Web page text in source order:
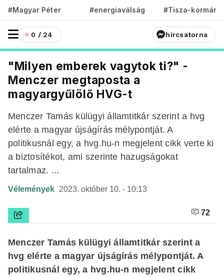
#Magyar Péter #energiaválság #Tisza-kormány
0 / 24 hírcsatorna
"Milyen emberek vagytok ti?" -
Menczer megtaposta a
magyargyűlölő HVG-t
Menczer Tamás külügyi államtitkár szerint a hvg
elérte a magyar újságírás mélypontját. A
politikusnál egy, a hvg.hu-n megjelent cikk verte ki
a biztosítékot, ami szerinte hazugságokat
tartalmaz. ...
Vélemények 2023. október 10. - 10:13
72
Menczer Tamás külügyi államtitkár szerint a
hvg elérte a magyar újságírás mélypontját. A
politikusnál egy, a hvg.hu-n megjelent cikk